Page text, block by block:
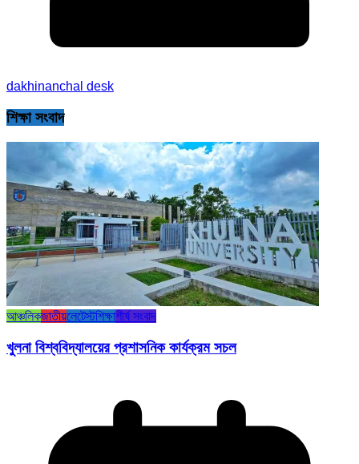
dakhinanchal desk
শিক্ষা সংবাদ
আঞ্চলিকজাতীয়লেটেস্টশিক্ষাশীর্ষ সংবাদ
খুলনা বিশ্ববিদ্যালয়ের প্রশাসনিক কার্যক্রম সচল